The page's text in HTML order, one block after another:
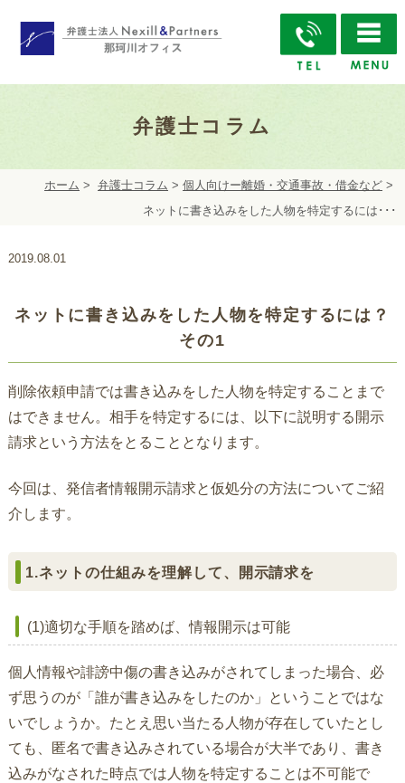
弁護士コラム
ホーム > 弁護士コラム >個人向けー離婚・交通事故・借金など >
ネットに書き込みをした人物を特定するには･･･
2019.08.01
ネットに書き込みをした人物を特定するには？
その1
削除依頼申請では書き込みをした人物を特定することまで
はできません。相手を特定するには、以下に説明する開示
請求という方法をとることとなります。
今回は、発信者情報開示請求と仮処分の方法についてご紹
介します。
1.ネットの仕組みを理解して、開示請求を
(1)適切な手順を踏めば、情報開示は可能
個人情報や誹謗中傷の書き込みがされてしまった場合、必
ず思うのが「誰が書き込みをしたのか」ということではな
いでしょうか。たとえ思い当たる人物が存在していたとし
ても、匿名で書き込みされている場合が大半であり、書き
込みがなされた時点では人物を特定することは不可能で